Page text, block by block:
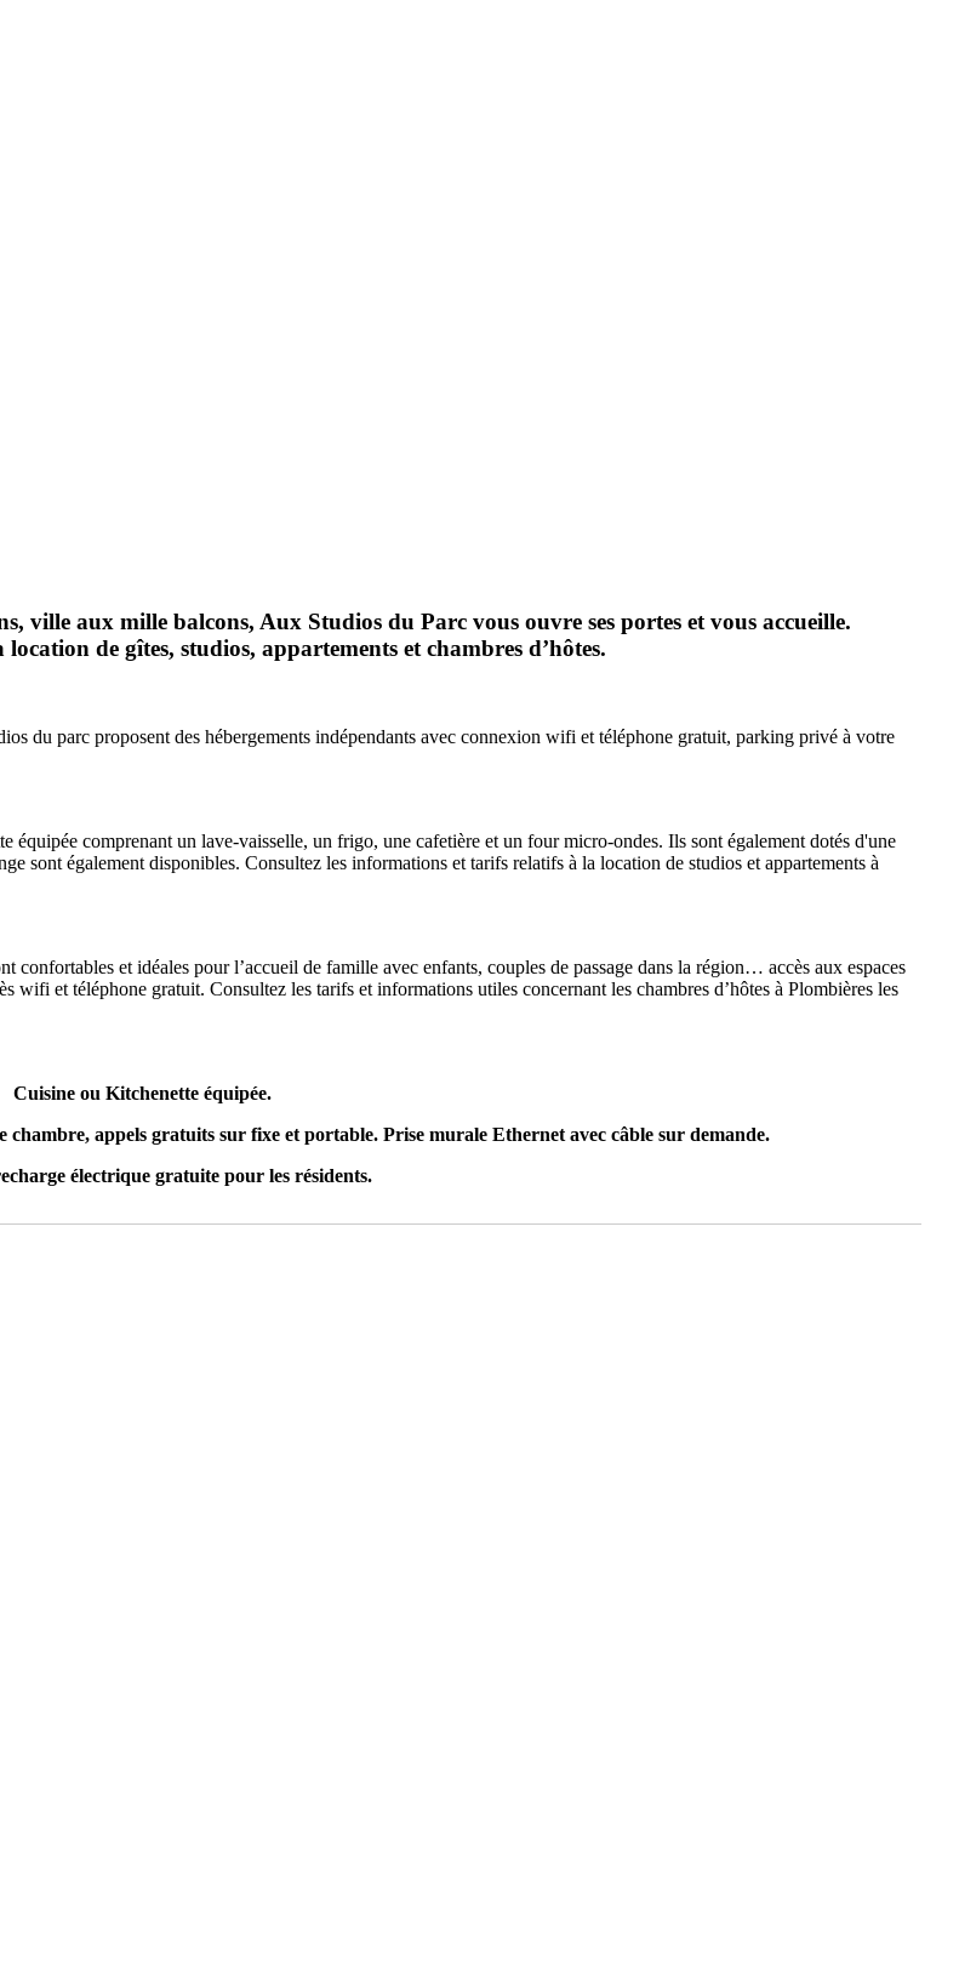
ville aux mille balcons, Aux Studios du Parc vous ouvre ses portes et vous accueille.
de gîtes, studios, appartements et chambres d’hôtes.
du parc proposent des hébergements indépendants avec connexion wifi et téléphone gratuit, parking privé à votre
équipée comprenant un lave-vaisselle, un frigo, une cafetière et un four micro-ondes. Ils sont également dotés d'une
sont également disponibles. Consultez les informations et tarifs relatifs à la location de studios et appartements à
confortables et idéales pour l’accueil de famille avec enfants, couples de passage dans la région… accès aux espaces
et téléphone gratuit. Consultez les tarifs et informations utiles concernant les chambres d’hôtes à Plombières les
Cuisine ou Kitchenette équipée.
appels gratuits sur fixe et portable. Prise murale Ethernet avec câble sur demande.
électrique gratuite pour les résidents.